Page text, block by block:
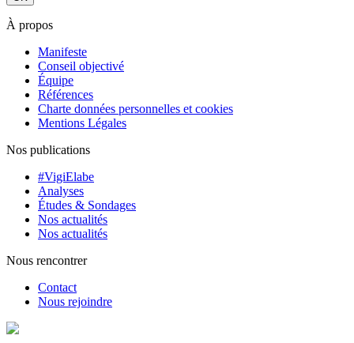
À propos
Manifeste
Conseil objectivé
Équipe
Références
Charte données personnelles et cookies
Mentions Légales
Nos publications
#VigiElabe
Analyses
Études & Sondages
Nos actualités
Nos actualités
Nous rencontrer
Contact
Nous rejoindre